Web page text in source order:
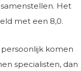
Het
met een 8,0.
persoonlijk komen
specialisten, dan